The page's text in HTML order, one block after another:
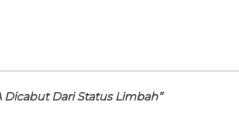
Dicabut Dari Status Limbah”